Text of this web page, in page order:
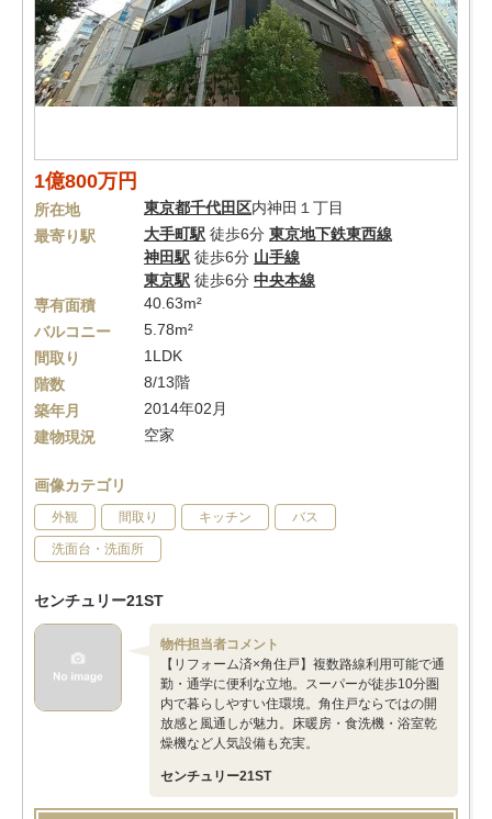
1億800万円
所在地 東京都千代田区内神田１丁目
最寄り駅
大手町駅 徒歩6分 東京地下鉄東西線
神田駅 徒歩6分 山手線
東京駅 徒歩6分 中央本線
専有面積
40.63m²
バルコニー
5.78m²
間取り
1LDK
階数
8/13階
築年月
2014年02月
建物現況
空家
画像カテゴリ
外観 間取り キッチン バス
洗面台・洗面所
センチュリー21ST
物件担当者コメント
【リフォーム済×角住戸】複数路線利用可能で通
勤・通学に便利な立地。スーパーが徒歩10分圏
内で暮らしやすい住環境。角住戸ならではの開
放感と風通しが魅力。床暖房・食洗機・浴室乾
燥機など人気設備も充実。
センチュリー21ST